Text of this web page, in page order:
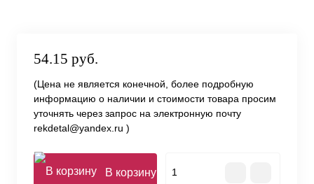
54.15 руб.
(Цена не является конечной, более подробную
информацию о наличии и стоимости товара просим
уточнять через запрос на электронную почту
rekdetal@yandex.ru )
В корзину